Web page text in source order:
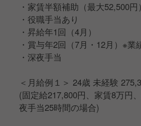
☆おいしいお料理を作ります！
・食材の仕込み
・調理、盛りつけ
■店舗運営業務
・アルバイトスタッフの採用、
・シフト作成
・売上や原価の管理
・家賃半額補助（最大52,500円）
・役職手当あり
・昇給年1回（4月）
・賞与年2回（7月・12月）※業
・深夜手当
＜月給例１＞ 24歳 未経験
(固定給217,800円、家賃8万円
夜手当25時間の場合)